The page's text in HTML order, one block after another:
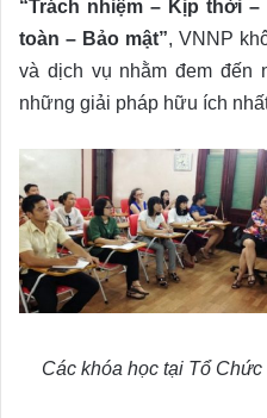
“Trách nhiệm – Kịp thời
toàn – Bảo mật”, VNNP
và dịch vụ nhằm đem đến
những giải pháp hữu ích
Các khóa học tại Tổ